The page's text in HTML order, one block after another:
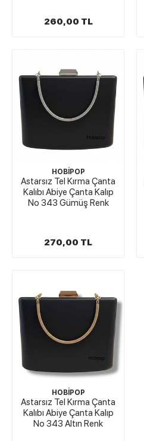
260,00 TL
HOBİPOP
Astarsız Tel Kırma Çanta
Kalıbı Abiye Çanta Kalıp
No 343 Gümüş Renk
270,00 TL
HOBİPOP
Astarsız Tel Kırma Çanta
Kalıbı Abiye Çanta Kalıp
No 343 Altın Renk